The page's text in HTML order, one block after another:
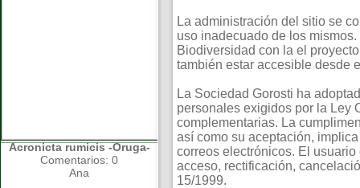
Acronicta rumicis -Oruga-
Comentarios: 0
Ana
La administración del sitio se
uso inadecuado de los
Biodiversidad con la el
también estar accesible desde
La Sociedad Gorosti ha
personales exigidos por la Ley
complementarias. La
así como su aceptación,
correos electrónicos. El
acceso, rectificación,
15/1999.